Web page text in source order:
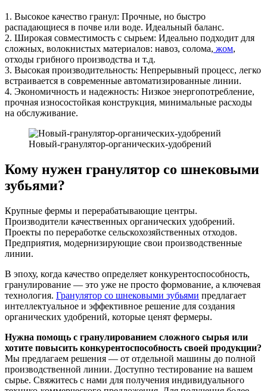
1. Высокое качество гранул: Прочные, но быстро
распадающиеся в почве или воде. Идеальный баланс.
2. Широкая совместимость с сырьем: Идеально подходит для
сложных, волокнистых материалов: навоз, солома, жом,
отходы грибного производства и т.д.
3. Высокая производительность: Непрерывный процесс, легко
встраивается в современные автоматизированные линии.
4. Экономичность и надежность: Низкое энергопотребление,
прочная износостойкая конструкция, минимальные расходы
на обслуживание.
Новый-гранулятор-органических-удобрений
Кому нужен гранулятор со шнековыми
зубьями?
Крупные фермы и перерабатывающие центры.
Производители качественных органических удобрений.
Проекты по переработке сельскохозяйственных отходов.
Предприятия, модернизирующие свои производственные
линии.
В эпоху, когда качество определяет конкурентоспособность,
гранулирование — это уже не просто формование, а ключевая
технология. Гранулятор со шнековыми зубьями предлагает
интеллектуальное и эффективное решение для создания
органических удобрений, которые ценят фермеры.
Нужна помощь с гранулированием сложного сырья или
хотите повысить конкурентоспособность своей продукции?
Мы предлагаем решения — от отдельной машины до полной
производственной линии. Доступно тестирование на вашем
сырье. Свяжитесь с нами для получения индивидуального